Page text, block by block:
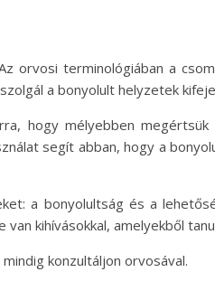
orvosi terminológiában a
a bonyolult helyzetek
hogy mélyebben
segít abban, hogy a
a bonyolultság és a
kihívásokkal, amelyekből
konzultáljon orvosával.